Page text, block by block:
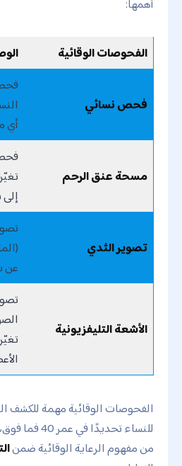
أهمها:
الفحوصات الوقائية
فحص نسائي
أي
مسحة عنق الرحم
تصوير الثدي
عن
الأشعة التليفزيونية
الفحوصات الوقائية مهمة للكشف
للنساء
من مفهوم الرعاية الوقائية ضمن